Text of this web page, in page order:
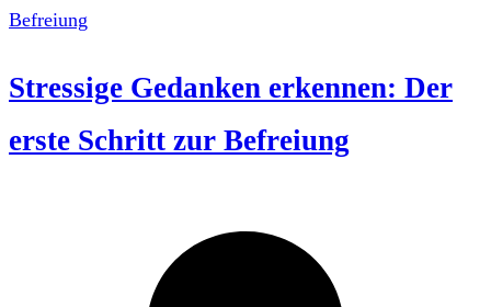
Stressige Gedanken erkennen: Der
erste Schritt zur Befreiung